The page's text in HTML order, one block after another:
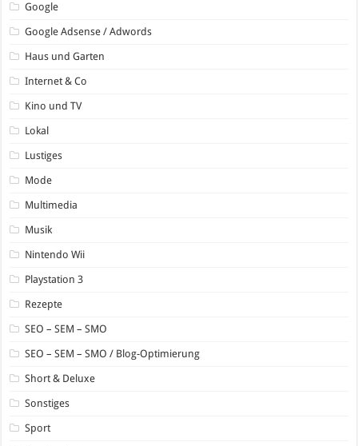
Google
Google Adsense / Adwords
Haus und Garten
Internet & Co
Kino und TV
Lokal
Lustiges
Mode
Multimedia
Musik
Nintendo Wii
Playstation 3
Rezepte
SEO – SEM – SMO
SEO – SEM – SMO / Blog-Optimierung
Short & Deluxe
Sonstiges
Sport